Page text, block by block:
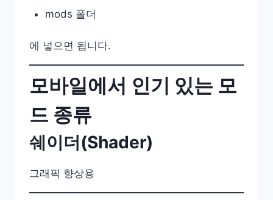
mods 폴더
에 넣으면 됩니다.
모바일에서 인기 있는 모
드 종류
쉐이더(Shader)
그래픽 향상용